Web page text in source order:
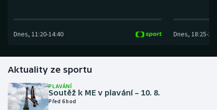
Futsal
Golf
Gymnastika
Házená
Dnes, 11:20-14:40 Dnes, 18:25-
Aktuality ze sportu
PLAVÁNÍ
Soutěž k ME v plavání – 10. 8.
Před 6 hod